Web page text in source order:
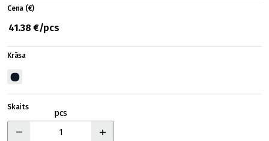
Cena (€)
41.38 €/pcs
Krāsa
Skaits
pcs